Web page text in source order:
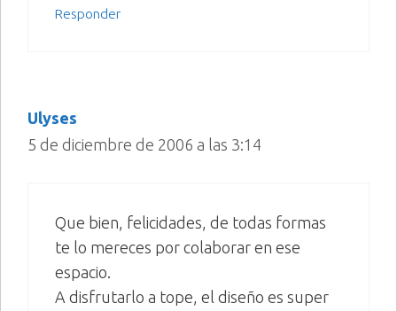
Responder
Ulyses
5 de diciembre de 2006 a las 3:14
Que bien, felicidades, de todas formas
te lo mereces por colaborar en ese
espacio.
A disfrutarlo a tope, el diseño es super